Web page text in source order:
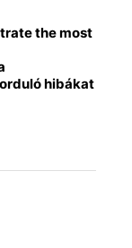
the most
hibákat